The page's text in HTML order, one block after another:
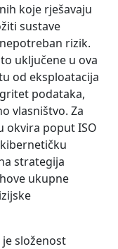
koje rješavaju
sustave
rizik.
uključene u ova
od eksploatacija
podataka,
vlasništvo. Za
okvira poput ISO
strategija
ukupne
složenost